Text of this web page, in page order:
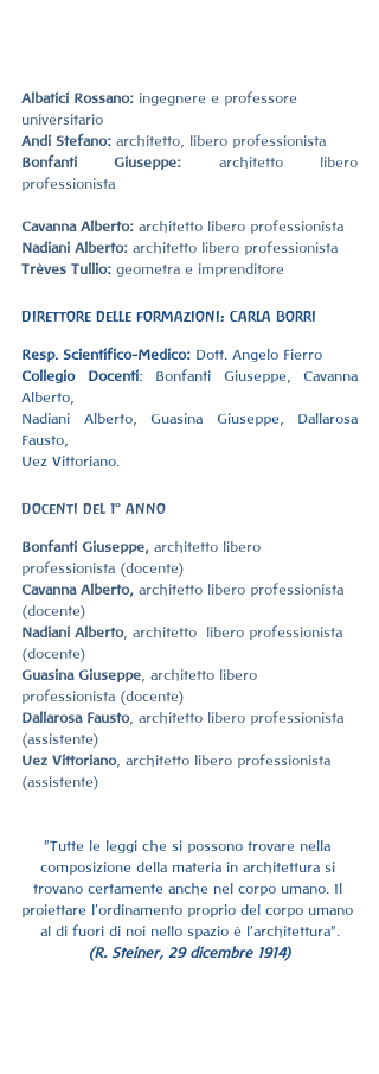
Albatici Rossano: ingegnere e professore
universitario
Andi Stefano: architetto, libero professionista
Bonfanti Giuseppe: architetto libero
professionista
Cavanna Alberto: architetto libero professionista
Nadiani Alberto: architetto libero professionista
Trèves Tullio: geometra e imprenditore
Direttore delle formazioni: Carla Borri
Resp. Scientifico-Medico: Dott. Angelo Fierro
Collegio Docenti: Bonfanti Giuseppe, Cavanna
Alberto,
Nadiani Alberto, Guasina Giuseppe, Dallarosa
Fausto,
Uez Vittoriano.
Docenti del 1° anno
Bonfanti Giuseppe, architetto libero
professionista (docente)
Cavanna Alberto, architetto libero professionista
(docente)
Nadiani Alberto, architetto  libero professionista
(docente)
Guasina Giuseppe, architetto libero
professionista (docente)
Dallarosa Fausto, architetto libero professionista
(assistente)
Uez Vittoriano, architetto libero professionista
(assistente)
"Tutte le leggi che si possono trovare nella
composizione della materia in architettura si
trovano certamente anche nel corpo umano. Il
proiettare l’ordinamento proprio del corpo umano
al di fuori di noi nello spazio è l’architettura".
​(R. Steiner, 29 dicembre 1914)